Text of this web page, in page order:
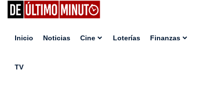
Inicio Noticias Cine Loterías Finanzas
TV